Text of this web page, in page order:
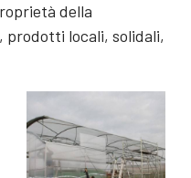
della
prodotti locali, solidali,